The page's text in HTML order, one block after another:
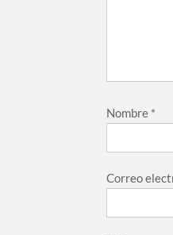
Nombre *
Correo